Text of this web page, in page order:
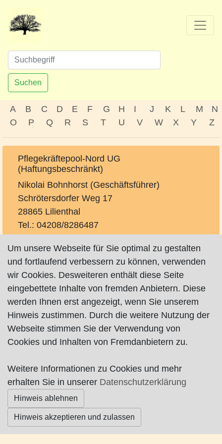
Suchen
A B C D E F G H I J K L M
N
O
P Q R S T U V W X Y Z
Pflegekräftepool-Nord UG
(Haftungsbeschränkt)
Nikolai Bohnhorst (Geschäftsführer)
Schrötersdorfer Weg 17
28865 Lilienthal
Tel.: 04208/8286487
info@pkp-nord.de
http://www.pkp-nord.de
auf Facebook
© Worpswede24 2015-2026
Um unsere Webseite für Sie optimal zu gestalten
und fortlaufend verbessern zu können, verwenden
wir Cookies. Desweiteren enthält diese Seite
eingebettete Inhalte von fremden Anbietern. Diese
werden Ihnen erst angezeigt, wenn Sie unserem
Hinweis zustimmen. Durch die weitere Nutzung der
Webseite stimmen Sie der Verwendung von
Cookies und Inhalten von Fremdanbietern zu.
Weitere Informationen zu Cookies und mehr
erhalten Sie in unserer Datenschutzerklärung
Hinweis ablehnen
Hinweis akzeptieren und zulassen